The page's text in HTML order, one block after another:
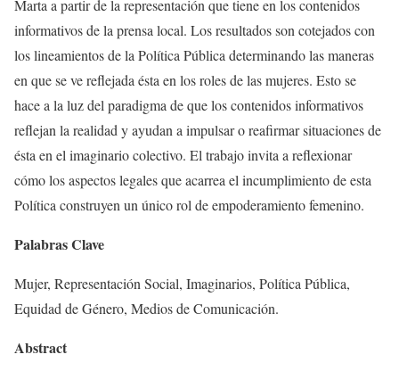
Marta a partir de la representación que tiene en los contenidos
informativos de la prensa local. Los resultados son cotejados con
los lineamientos de la Política Pública determinando las maneras
en que se ve reflejada ésta en los roles de las mujeres. Esto se
hace a la luz del paradigma de que los contenidos informativos
reflejan la realidad y ayudan a impulsar o reafirmar situaciones de
ésta en el imaginario colectivo. El trabajo invita a reflexionar
cómo los aspectos legales que acarrea el incumplimiento de esta
Política construyen un único rol de empoderamiento femenino.
Palabras Clave
Mujer, Representación Social, Imaginarios, Política Pública,
Equidad de Género, Medios de Comunicación.
Abstract